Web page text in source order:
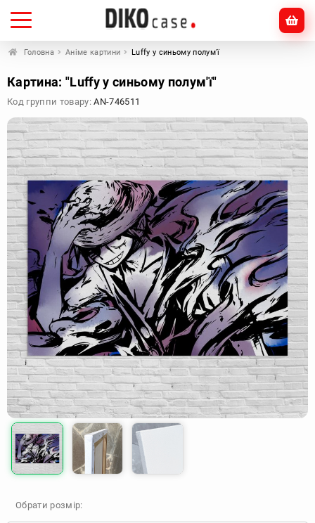
Головна Аніме картини Luffy у синьому полум'ї
Картина: "Luffy у синьому полум'ї"
Код группи товару:AN-746511
Обрати розмір: